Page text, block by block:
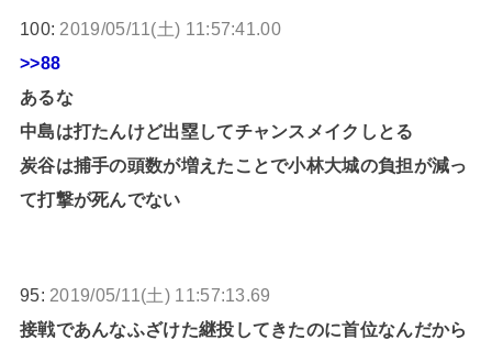
100: 2019/05/11(土) 11:57:41.00
>>88
あるな
中島は打たんけど出塁してチャンスメイクしとる
炭谷は捕手の頭数が増えたことで小林大城の負担が減っ
て打撃が死んでない
95: 2019/05/11(土) 11:57:13.69
接戦であんなふざけた継投してきたのに首位なんだから